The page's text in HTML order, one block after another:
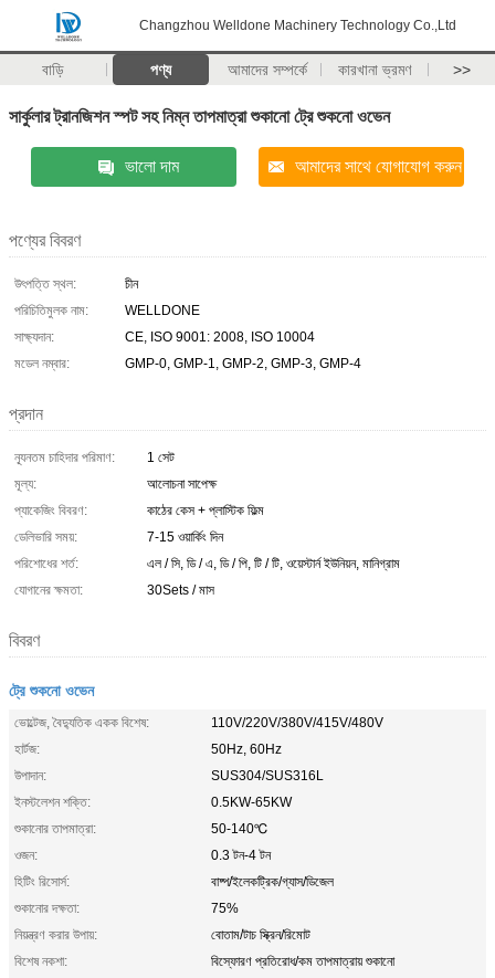
Changzhou Welldone Machinery Technology Co.,Ltd
বাড়ি পণ্য আমাদের সম্পর্কে কারখানা ভ্রমণ >>
সার্কুলার ট্রানজিশন স্পট সহ নিম্ন তাপমাত্রা শুকানো ট্রে শুকনো ওভেন
ভালো দাম আমাদের সাথে যোগাযোগ করুন
পণ্যের বিবরণ
উৎপত্তি স্থল:
চীন
পরিচিতিমুলক নাম:
WELLDONE
সাক্ষ্যদান:
CE, ISO 9001: 2008, ISO 10004
মডেল নম্বার:
GMP-0, GMP-1, GMP-2, GMP-3, GMP-4
প্রদান
ন্যূনতম চাহিদার পরিমাণ:
1 সেট
মূল্য:
আলোচনা সাপেক্ষ
প্যাকেজিং বিবরণ:
কাঠের কেস + প্লাস্টিক ফিল্ম
ডেলিভারি সময়:
7-15 ওয়ার্কিং দিন
পরিশোধের শর্ত:
এল / সি, ডি / এ, ডি / পি, টি / টি, ওয়েস্টার্ন ইউনিয়ন, মানিগ্রাম
যোগানের ক্ষমতা:
30Sets / মাস
বিবরণ
ট্রে শুকনো ওভেন
ভোল্টেজ, বৈদ্যুতিক একক বিশেষ:
110V/220V/380V/415V/480V
হার্টজ:
50Hz, 60Hz
উপাদান:
SUS304/SUS316L
ইনস্টলেশন শক্তি:
0.5KW-65KW
শুকানোর তাপমাত্রা:
50-140℃
ওজন:
0.3 টন-4 টন
হিটিং রিসোর্স:
বাষ্প/ইলেকট্রিক/গ্যাস/ডিজেল
শুকানোর দক্ষতা:
75%
নিয়ন্ত্রণ করার উপায়:
বোতাম/টাচ স্ক্রিন/রিমোট
বিশেষ নকশা:
বিস্ফোরণ প্রতিরোধ/কম তাপমাত্রায় শুকানো